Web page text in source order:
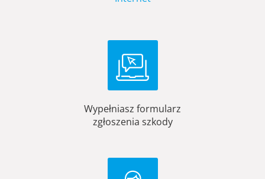
Wypełniasz formularz
zgłoszenia szkody